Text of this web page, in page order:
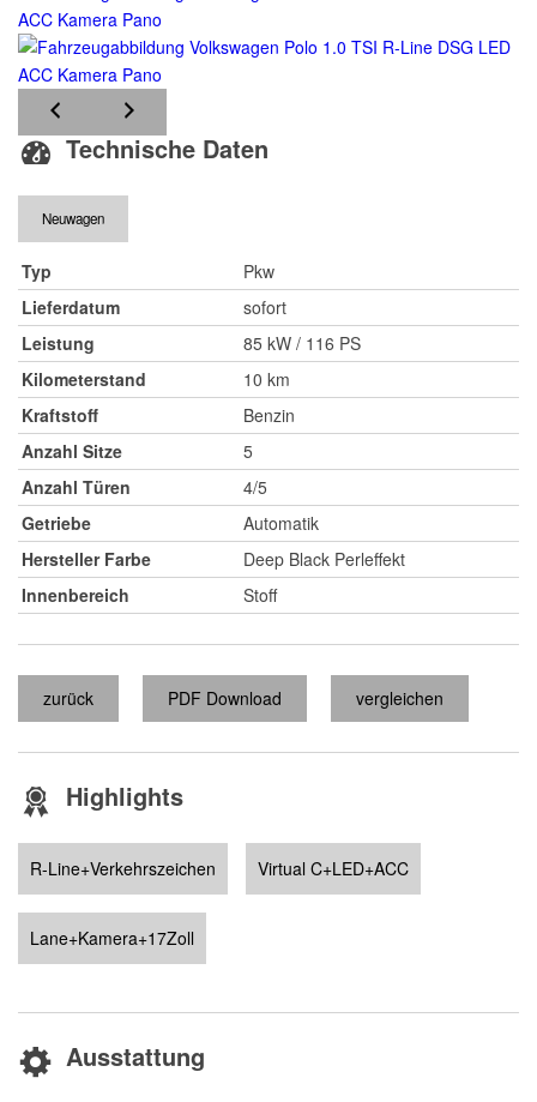
Technische Daten
Neuwagen
Typ
Pkw
Lieferdatum
sofort
Leistung
85 kW / 116 PS
Kilometerstand
10 km
Kraftstoff
Benzin
Anzahl Sitze
5
Anzahl Türen
4/5
Getriebe
Automatik
Hersteller Farbe
Deep Black Perleffekt
Innenbereich
Stoff
zurück PDF Download vergleichen
Highlights
R-Line+Verkehrszeichen Virtual C+LED+ACC
Lane+Kamera+17Zoll
Ausstattung